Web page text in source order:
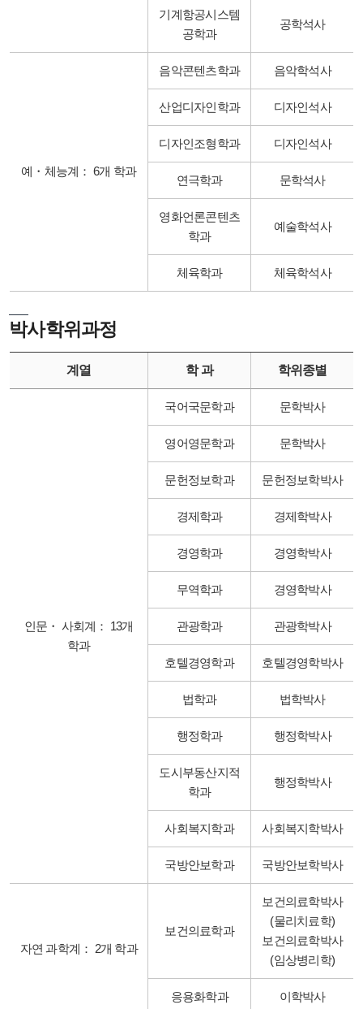
기계항공시스템
공학과
공학석사
예・체능계： 6개 학과
음악콘텐츠학과 음악학석사
산업디자인학과 디자인석사
디자인조형학과 디자인석사
연극학과 문학석사
영화언론콘텐츠
학과
예술학석사
체육학과 체육학석사
박사학위과정
계열 학 과 학위종별
인문・ 사회계： 13개
학과
국어국문학과 문학박사
영어영문학과 문학박사
문헌정보학과 문헌정보학박사
경제학과 경제학박사
경영학과 경영학박사
무역학과 경영학박사
관광학과 관광학박사
호텔경영학과 호텔경영학박사
법학과 법학박사
행정학과 행정학박사
도시부동산지적
학과
행정학박사
사회복지학과 사회복지학박사
국방안보학과 국방안보학박사
자연 과학계： 2개 학과
보건의료학과
보건의료학박사
(물리치료학)
보건의료학박사
(임상병리학)
응용화학과 이학박사